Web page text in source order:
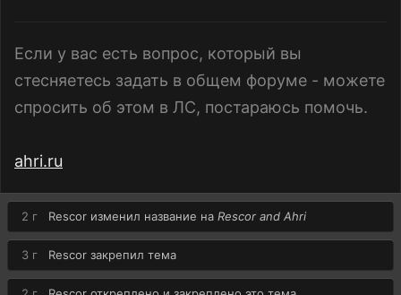
Если у вас есть вопрос, который вы
стесняетесь задать в общем форуме - можете
спросить об этом в ЛС, постараюсь помочь.
ahri.ru
2 г Rescor изменил название на Rescor and Ahri
3 г Rescor закрепил тема